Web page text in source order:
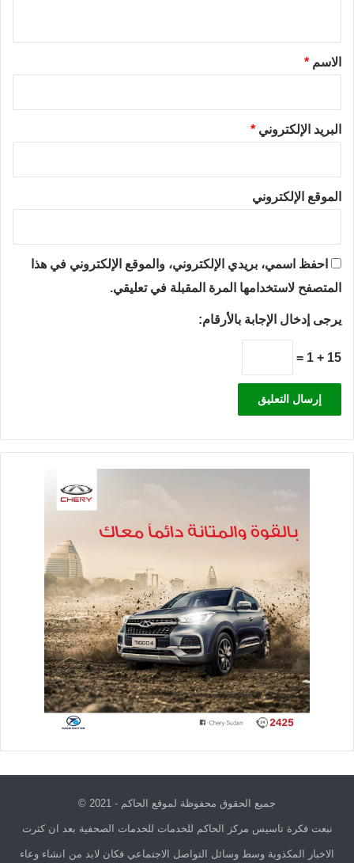
*الاسم *
البريد الإلكتروني *
الموقع الإلكتروني
احفظ اسمي، بريدي الإلكتروني، والموقع الإلكتروني في هذا
المتصفح لاستخدامها المرة المقبلة في تعليقي.
يرجى إدخال الإجابة بالأرقام:
15 + 1 =
جميع الحقوق محفوظة لموقع الحاكم - 2021 ©
نبعت فكرة تاسيس مركز الحاكم للخدمات للخدمات الصحفية بعد ان كثرت
الاخبار المكذوبة وسط وسائل التواصل الاجتماعي فكان لابد من انشاء وعاء